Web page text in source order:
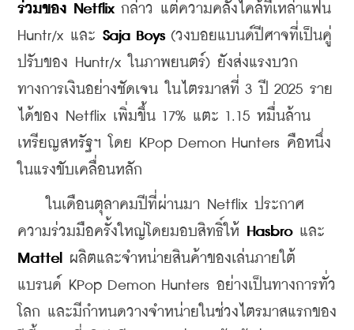
ร่วมของ Netflix กล่าว แต่ความคลั่งไคล้ที่เหล่าแฟน
Huntr/x และ Saja Boys (วงบอยแบนด์ปีศาจที่เป็นคู่
ปรับของ Huntr/x ในภาพยนตร์) ยังส่งแรงบวก
ทางการเงินอย่างชัดเจน ในไตรมาสที่ 3 ปี 2025 ราย
ได้ของ Netflix เพิ่มขึ้น 17% แตะ 1.15 หมื่นล้าน
เหรียญสหรัฐฯ โดย KPop Demon Hunters คือหนึ่ง
ในแรงขับเคลื่อนหลัก
ในเดือนตุลาคมปีที่ผ่านมา Netflix ประกาศ
ความร่วมมือครั้งใหญ่โดยมอบสิทธิ์ให้
Hasbro
Mattel
ผลิตและจำหน่ายสินค้าของเล่นภายใต้
แบรนด์ KPop Demon Hunters อย่างเป็นทางการทั่ว
โลก และมีกำหนดวางจำหน่ายในช่วงไตรมาสแรกของ